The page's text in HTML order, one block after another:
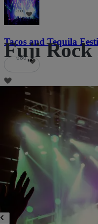
36
Tacos and Tequila
686
Fuji Rock